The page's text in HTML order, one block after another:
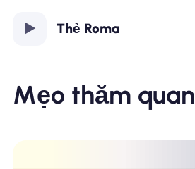
Thẻ Roma
Mẹo thăm quan